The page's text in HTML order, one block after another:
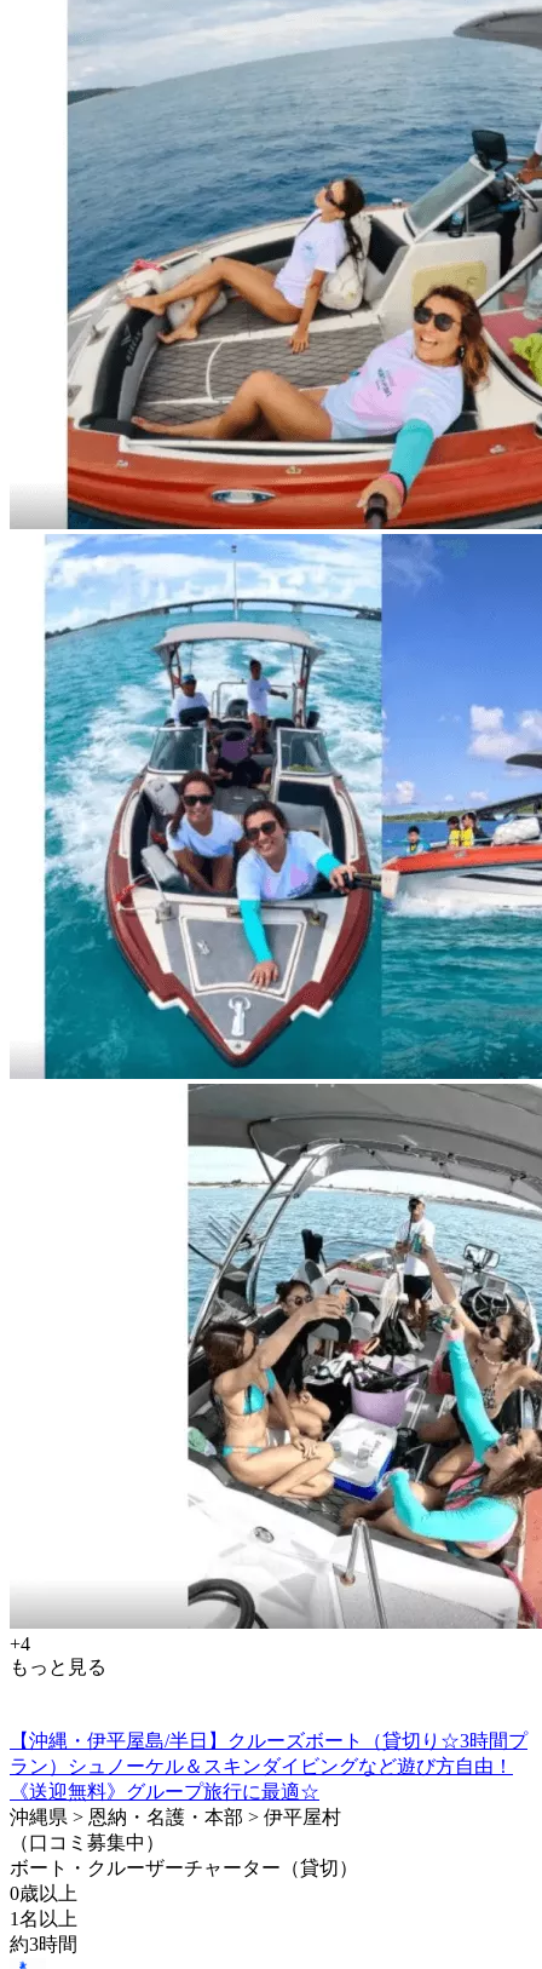
+4
もっと見る
【沖縄・伊平屋島/半日】クルーズボート（貸切り☆3時間プ
ラン）シュノーケル＆スキンダイビングなど遊び方自由！
《送迎無料》グループ旅行に最適☆
沖縄県 > 恩納・名護・本部 > 伊平屋村
（口コミ募集中）
ボート・クルーザーチャーター（貸切）
0歳以上
1名以上
約3時間